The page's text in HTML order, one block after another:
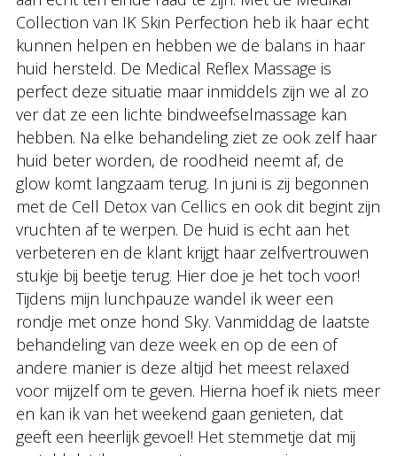
Collection van IK Skin Perfection heb ik haar echt
kunnen helpen en hebben we de balans in haar
huid hersteld. De Medical Reflex Massage is
perfect deze situatie maar inmiddels zijn we al zo
ver dat ze een lichte bindweefselmassage kan
hebben. Na elke behandeling ziet ze ook zelf haar
huid beter worden, de roodheid neemt af, de
glow komt langzaam terug. In juni is zij begonnen
met de Cell Detox van Cellics en ook dit begint zijn
vruchten af te werpen. De huid is echt aan het
verbeteren en de klant krijgt haar zelfvertrouwen
stukje bij beetje terug. Hier doe je het toch voor!
Tijdens mijn lunchpauze wandel ik weer een
rondje met onze hond Sky. Vanmiddag de laatste
behandeling van deze week en op de een of
andere manier is deze altijd het meest relaxed
voor mijzelf om te geven. Hierna hoef ik niets meer
en kan ik van het weekend gaan genieten, dat
geeft een heerlijk gevoel! Het stemmetje dat mij